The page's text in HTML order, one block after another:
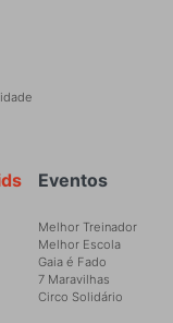
Eventos
Melhor Treinador
Melhor Escola
Gaia é Fado
7 Maravilhas
Circo Solidário